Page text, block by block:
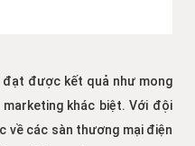
đạt được kết quả như mong
khác biệt. Với đội
về các sàn thương mại điện